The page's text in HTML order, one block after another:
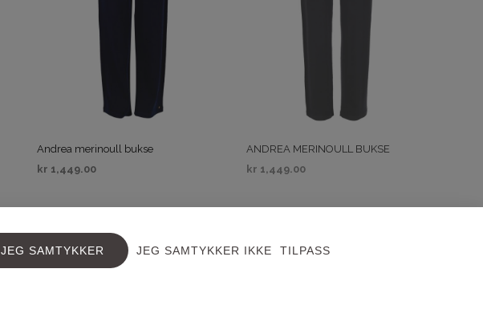
Andrea merinoull bukse
kr 1,449.00
ANDREA MERINOULL BUKSE
kr 1,449.00
JEG SAMTYKKER JEG SAMTYKKER IKKE TILPASS